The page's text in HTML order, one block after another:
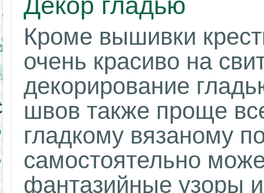
Кроме вышивки
очень красиво на
декорирование
швов также проще
гладкому вязаному
самостоятельно
фантазийные узоры